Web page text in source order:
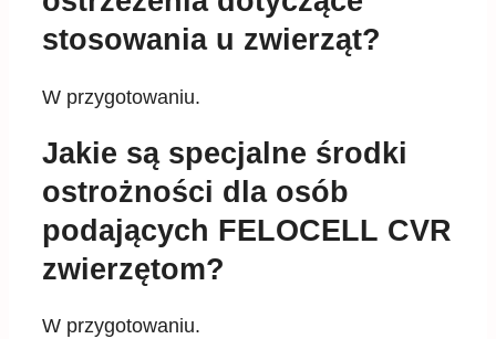
stosowania u zwierząt?
W przygotowaniu.
Jakie są specjalne środki
ostrożności dla osób
podających FELOCELL CVR
zwierzętom?
W przygotowaniu.